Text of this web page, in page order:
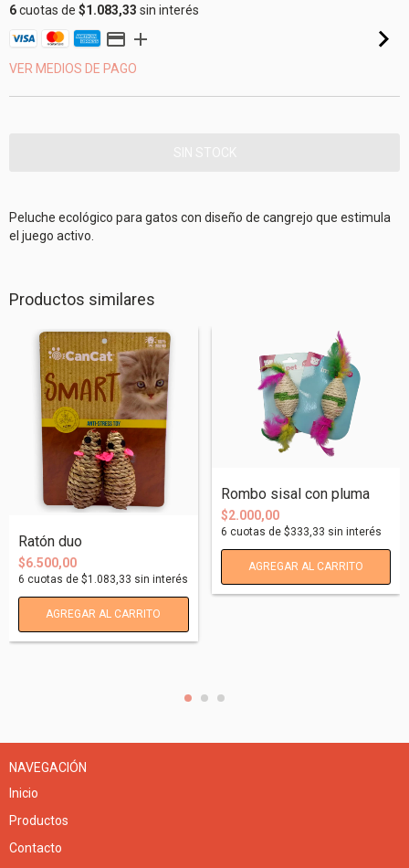
6cuotas de $1.083,33 sin interés
VER MEDIOS DE PAGO
Peluche ecológico para gatos con diseño de cangrejo que estimula
el juego activo.
Productos similares
Ratón duo
$6.500,00
6 cuotas de $1.083,33 sin interés
Rombo sisal con pluma
$2.000,00
6 cuotas de $333,33 sin interés
NAVEGACIÓN
Inicio
Productos
Contacto